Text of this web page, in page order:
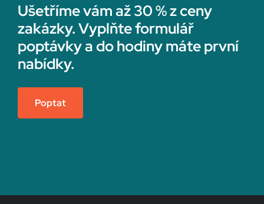
Ušetříme vám až 30 % z ceny
zakázky. Vyplňte formulář
poptávky a do hodiny máte první
nabídky.
Poptat